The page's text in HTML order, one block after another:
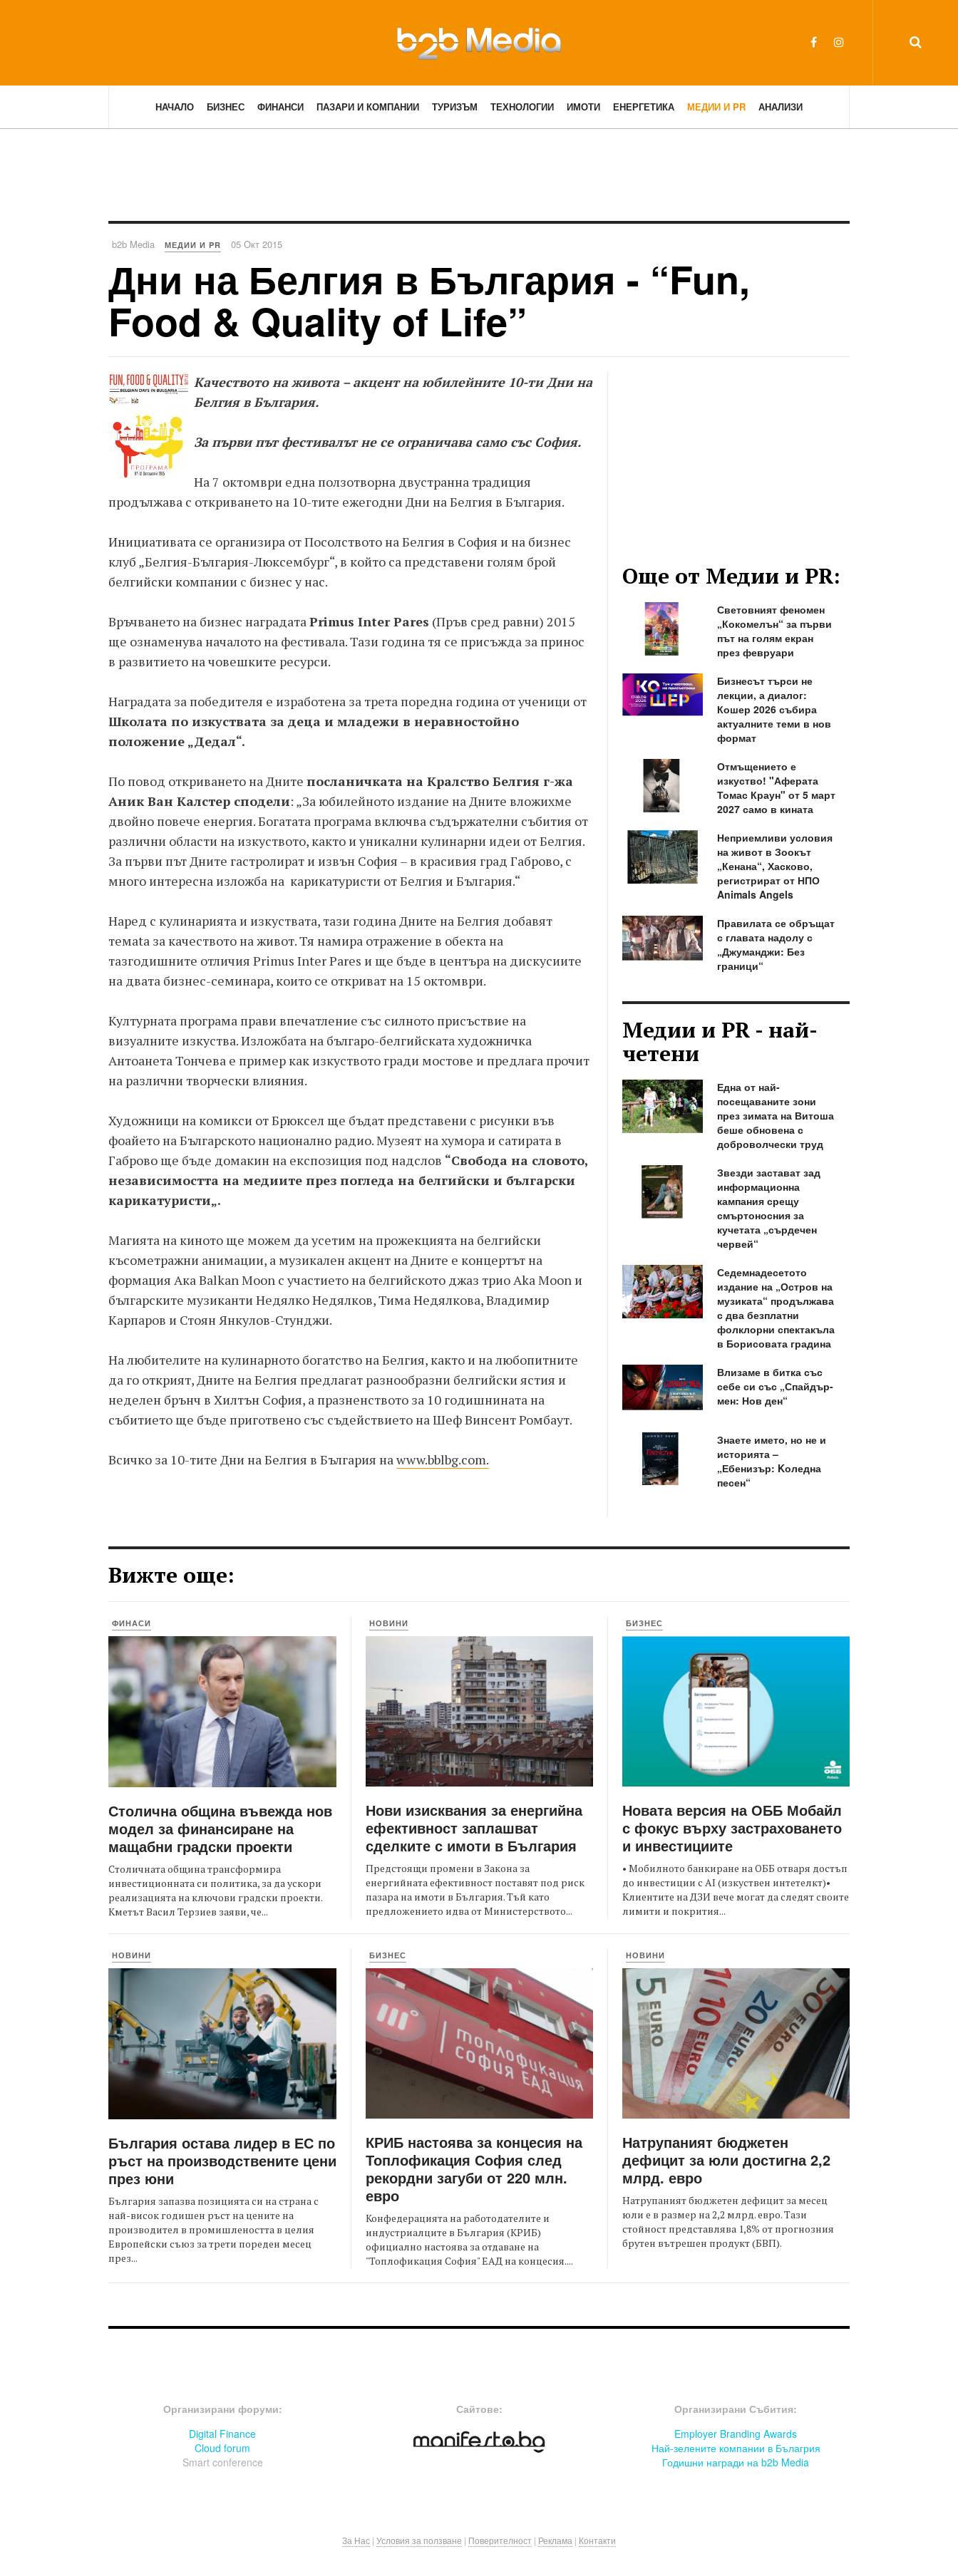
НАЧАЛО БИЗНЕС ФИНАНСИ ПАЗАРИ И КОМПАНИИ ТУРИЗЪМ ТЕХНОЛОГИИ ИМОТИ ЕНЕРГЕТИКА МЕДИИ И PR АНАЛИЗИ
b2b Media МЕДИИ И PR 05 Окт 2015
Дни на Белгия в България - “Fun,
Food & Quality of Life”
Качеството на живота – акцент на юбилейните 10-ти Дни на
Белгия в България.
За първи път фестивалът не се ограничава само със София.
На 7 октомври една ползотворна двустранна традиция
продължава с откриването на 10-тите ежегодни Дни на Белгия в България.
Инициативата се организира от Посолството на Белгия в София и на бизнес
клуб „Белгия-България-Люксембург“, в който са представени голям брой
белгийски компании с бизнес у нас.
Връчването на бизнес наградатаPrimus Inter Pares (Пръв сред равни) 2015
ще ознаменува началото на фестивала. Тази година тя се присъжда за принос
в развитието на човешките ресурси.
Наградата за победителя е изработена за трета поредна година от ученици от
Школата по изкуствата за деца и младежи в неравностойно
положение „Дедал“.
По повод откриването на Дните посланичката на Кралство Белгия г-жа
Аник Ван Калстер сподели: „За юбилейното издание на Дните вложихме
двойно повече енергия. Богатата програма включва съдържателни събития от
различни области на изкуството, както и уникални кулинарни идеи от Белгия.
За първи път Дните гастролират и извън София – в красивия град Габрово, с
много интересна изложба на карикатуристи от Белгия и България.“
Наред с кулинарията и изкуствата, тази година Дните на Белгия добавят
темаta за качеството на живот. Тя намира отражение в обекта на
тазгодишните отличия Primus Inter Pares и ще бъде в центъра на дискусиите
на двата бизнес-семинара, които се откриват на 15 октомври.
Културната програма прави впечатление със силното присъствие на
визуалните изкуства. Изложбата на българо-белгийската художничка
Антоанета Тончева е пример как изкуството гради мостове и предлага прочит
на различни творчески влияния.
Художници на комикси от Брюксел ще бъдат представени с рисунки във
фоайето на Българското национално радио. Музеят на хумора и сатирата в
Габрово ще бъде домакин на експозиция под надслов “Свобода на словото,
независимостта на медиите през погледа на белгийски и български
карикатуристи„.
Магията на киното ще можем да усетим на прожекцията на белгийски
късометражни анимации, а музикален акцент на Дните е концертът на
формация Ака Balkan Moon с участието на белгийското джаз трио Aka Moon и
българските музиканти Недялко Недялков, Тима Недялкова, Владимир
Карпаров и Стоян Янкулов-Стунджи.
На любителите на кулинарното богатство на Белгия, както и на любопитните
да го открият, Дните на Белгия предлагат разнообразни белгийски ястия и
неделен брънч в Хилтън София, а празненството за 10 годишнината на
събитието ще бъде приготвено със съдействието на Шеф Винсент Ромбаут.
Всичко за 10-тите Дни на Белгия в България наwww.bblbg.com.
Още от Медии и PR:
Световният феномен
„Кокомелън“ за първи
път на голям екран
през февруари
Бизнесът търси не
лекции, а диалог:
Кошер 2026 събира
актуалните теми в нов
формат
Отмъщението е
изкуство! "Аферата
Томас Краун" от 5 март
2027 само в кината
Неприемливи условия
на живот в Зоокът
„Кенана“, Хасково,
регистрират от НПО
Animals Angels
Правилата се обръщат
с главата надолу с
„Джуманджи: Без
граници“
Медии и PR - най-
четени
Една от най-
посещаваните зони
през зимата на Витоша
беше обновена с
доброволчески труд
Звезди застават зад
информационна
кампания срещу
смъртоносния за
кучетата „сърдечен
червей“
Седемнадесетото
издание на „Остров на
музиката“ продължава
с два безплатни
фолклорни спектакъла
в Борисовата градина
Влизаме в битка със
себе си със „Спайдър-
мен: Нов ден“
Знаете името, но не и
историята –
„Ебенизър: Kоледна
песен“
Вижте още:
ФИНАСИ
Столична община въвежда нов
модел за финансиране на
мащабни градски проекти
Столичната община трансформира
инвестиционната си политика, за да ускори
реализацията на ключови градски проекти.
Кметът Васил Терзиев заяви, че...
НОВИНИ
Нови изисквания за енергийна
ефективност заплашват
сделките с имоти в България
Предстоящи промени в Закона за
енергийната ефективност поставят под риск
пазара на имоти в България. Тъй като
предложението идва от Министерството...
БИЗНЕС
Новата версия на ОББ Мобайл
с фокус върху застраховането
и инвестициите
• Мобилното банкиране на ОББ отваря достъп
до инвестиции с AI (изкуствен интетелкт)•
Клиентите на ДЗИ вече могат да следят своите
лимити и покрития...
НОВИНИ
България остава лидер в ЕС по
ръст на производствените цени
през юни
България запазва позицията си на страна с
най-висок годишен ръст на цените на
производител в промишлеността в целия
Европейски съюз за трети пореден месец
през...
БИЗНЕС
КРИБ настоява за концесия на
Топлофикация София след
рекордни загуби от 220 млн.
евро
Конфедерацията на работодателите и
индустриалците в България (КРИБ)
официално настоява за отдаване на
"Топлофикация София" ЕАД на концесия....
НОВИНИ
Натрупаният бюджетен
дефицит за юли достигна 2,2
млрд. евро
Натрупаният бюджетен дефицит за месец
юли е в размер на 2,2 млрд. евро. Тази
стойност представлява 1,8% от прогнозния
брутен вътрешен продукт (БВП).
Организирани форуми:
Digital Finance
Cloud forum
Smart conference
Сайтове:
Организирани Събития:
Employer Branding Awards
Най-зелените компании в Бълагрия
Годишни награди на b2b Media
За Нас | Условия за ползване | Поверителност | Реклама | Контакти